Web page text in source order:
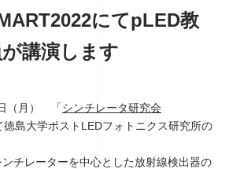
にてpLED教
が講演します
（月） 「シンチレータ研究会
徳島大学ポストLEDフォトニクス研究所の
チレーターを中心とした放射線検出器の